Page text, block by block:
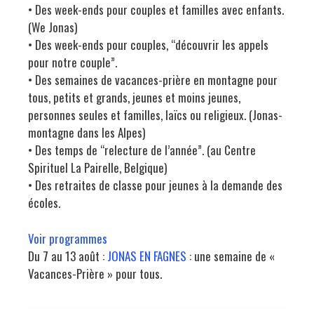
• Des week-ends pour couples et familles avec enfants.
(We Jonas)
• Des week-ends pour couples, “découvrir les appels
pour notre couple”.
• Des semaines de vacances-prière en montagne pour
tous, petits et grands, jeunes et moins jeunes,
personnes seules et familles, laïcs ou religieux. (Jonas-
montagne dans les Alpes)
• Des temps de “relecture de l’année”. (au Centre
Spirituel La Pairelle, Belgique)
• Des retraites de classe pour jeunes à la demande des
écoles.
Voir programmes
Du 7 au 13 août : JONAS EN FAGNES : une semaine de «
Vacances-Prière » pour tous.